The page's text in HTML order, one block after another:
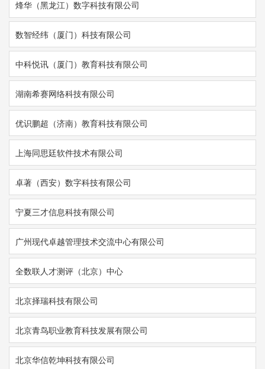
烽华（黑龙江）数字科技有限公司
数智经纬（厦门）科技有限公司
中科悦讯（厦门）教育科技有限公司
湖南希赛网络科技有限公司
优识鹏超（济南）教育科技有限公司
上海同思廷软件技术有限公司
卓著（西安）数字科技有限公司
宁夏三才信息科技有限公司
广州现代卓越管理技术交流中心有限公司
全数联人才测评（北京）中心
北京择瑞科技有限公司
北京青鸟职业教育科技发展有限公司
北京华信乾坤科技有限公司